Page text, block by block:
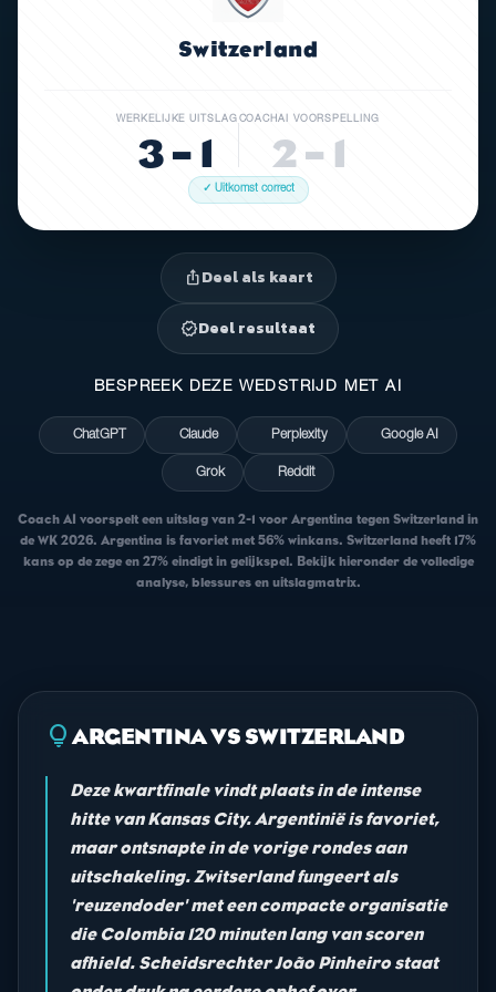
Switzerland
WERKELIJKE UITSLAG
3 – 1
COACHAI VOORSPELLING
2 – 1
✓ Uitkomst correct
ios_shareDeel als kaart
verifiedDeel resultaat
BESPREEK DEZE WEDSTRIJD MET AI
ChatGPT Claude Perplexity Google AI
Grok Reddit
Coach AI voorspelt een uitslag van 2-1 voor Argentina tegen Switzerland in
de WK 2026. Argentina is favoriet met 56% winkans. Switzerland heeft 17%
kans op de zege en 27% eindigt in gelijkspel. Bekijk hieronder de volledige
analyse, blessures en uitslagmatrix.
lightbulbARGENTINA VS SWITZERLAND
Deze kwartfinale vindt plaats in de intense
hitte van Kansas City. Argentinië is favoriet,
maar ontsnapte in de vorige rondes aan
uitschakeling. Zwitserland fungeert als
'reuzendoder' met een compacte organisatie
die Colombia 120 minuten lang van scoren
afhield. Scheidsrechter João Pinheiro staat